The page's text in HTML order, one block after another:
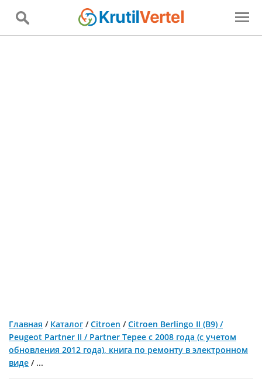
Главная / Каталог /Citroen /Citroen Berlingo II (B9) /
Peugeot Partner II / Partner Tepee с 2008 года (с учетом
обновления 2012 года), книга по ремонту в электронном
виде / ...